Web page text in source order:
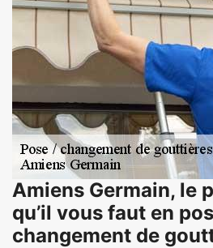
Amiens Germain, le
qu’il vous faut en
changement de